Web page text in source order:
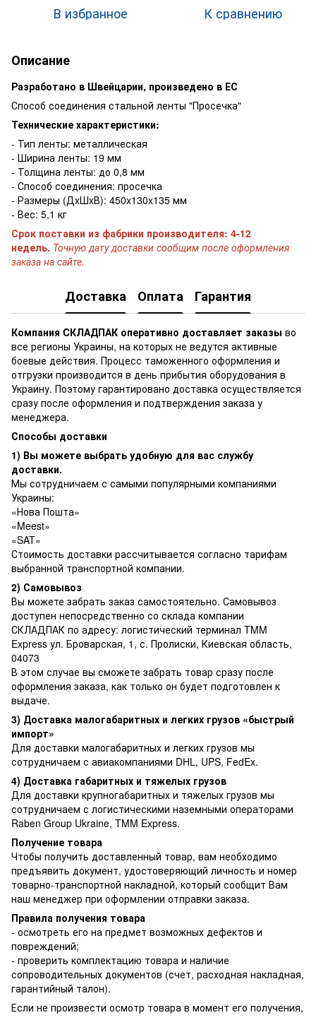
В избранное К сравнению
Описание
Разработано в Швейцарии, произведено в ЕС
Способ соединения стальной ленты "Просечка"
Технические характеристики:
- Тип ленты: металлическая
- Ширина ленты: 19 мм
- Толщина ленты: до 0,8 мм
- Способ соединения: просечка
- Размеры (ДxШxВ): 450x130x135 мм
- Вес: 5,1 кг
Срок поставки из фабрики производителя: 4-12
недель. Точную дату доставки сообщим после оформления
заказа на сайте.
Доставка Оплата Гарантия
Компания CКЛАДПАК оперативно доставляет заказы во
все регионы Украины, на которых не ведутся активные
боевые действия. Процесс таможенного оформления и
отгрузки производится в день прибытия оборудования в
Украину. Поэтому гарантировано доставка осуществляется
сразу после оформления и подтверждения заказа у
менеджера.
Способы доставки
1) Вы можете выбрать удобную для вас службу
доставки.
Мы сотрудничаем с самыми популярными компаниями
Украины:
«Нова Пошта»
«Meest»
«SAT»
Стоимость доставки рассчитывается согласно тарифам
выбранной транспортной компании.
2) Самовывоз
Вы можете забрать заказ самостоятельно. Самовывоз
доступен непосредственно со склада компании
СКЛАДПАК по адресу: логистический терминал TMM
Express ул. Броварская, 1, с. Пролиски, Киевская область,
04073
В этом случае вы сможете забрать товар сразу после
оформления заказа, как только он будет подготовлен к
выдаче.
3) Доставка малогабаритных и легких грузов «быстрый
импорт»
Для доставки малогабаритных и легких грузов мы
сотрудничаем с авиакомпаниями DHL, UPS, FedEx.
4) Доставка габаритных и тяжелых грузов
Для доставки крупногабаритных и тяжелых грузов мы
сотрудничаем с логистическими наземными операторами
Raben Group Ukraine, TMM Express.
Получение товара
Чтобы получить доставленный товар, вам необходимо
предъявить документ, удостоверяющий личность и номер
товарно-транспортной накладной, который сообщит Вам
наш менеджер при оформлении отправки заказа.
Правила получения товара
- осмотреть его на предмет возможных дефектов и
повреждений;
- проверить комплектацию товара и наличие
сопроводительных документов (счет, расходная накладная,
гарантийный талон).
Если не произвести осмотр товара в момент его получения,